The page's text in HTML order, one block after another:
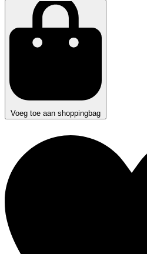
Voeg toe aan shoppingbag